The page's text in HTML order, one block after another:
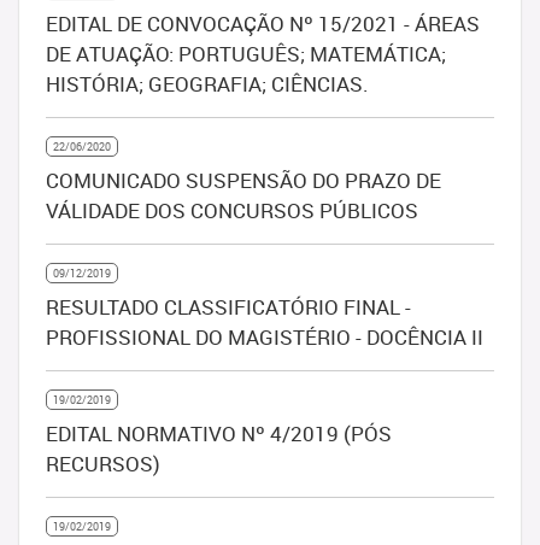
EDITAL DE CONVOCAÇÃO Nº 15/2021 - ÁREAS
DE ATUAÇÃO: PORTUGUÊS; MATEMÁTICA;
HISTÓRIA; GEOGRAFIA; CIÊNCIAS.
22/06/2020
COMUNICADO SUSPENSÃO DO PRAZO DE
VÁLIDADE DOS CONCURSOS PÚBLICOS
09/12/2019
RESULTADO CLASSIFICATÓRIO FINAL -
PROFISSIONAL DO MAGISTÉRIO - DOCÊNCIA II
19/02/2019
EDITAL NORMATIVO Nº 4/2019 (PÓS
RECURSOS)
19/02/2019